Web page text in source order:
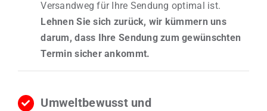
Versandweg für Ihre Sendung optimal ist.
Lehnen Sie sich zurück, wir kümmern uns
darum, dass Ihre Sendung zum gewünschten
Termin sicher ankommt.
Umweltbewusst und